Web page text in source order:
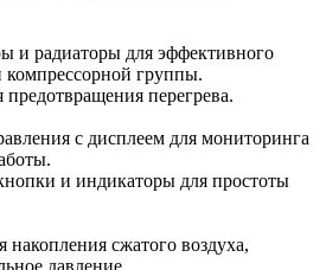
и радиаторы для эффективного
компрессорной группы.
перегрева.
с дисплеем для мониторинга
и индикаторы для простоты
сжатого воздуха,
давление.